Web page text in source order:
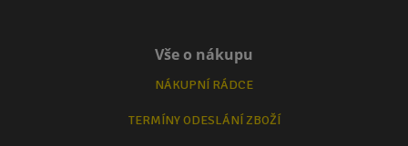
Vše o nákupu
NÁKUPNÍ RÁDCE
TERMÍNY ODESLÁNÍ ZBOŽÍ